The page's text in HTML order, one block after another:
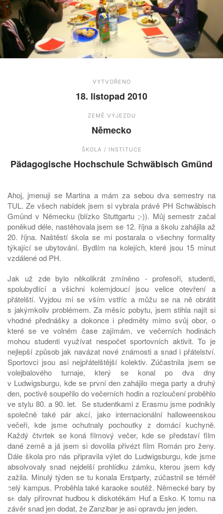
VYTVOŘENO
18. listopad 2010
ZEMĚ VÝJEZDU
Německo
ŠKOLA / INSTITUCE
Pädagogische Hochschule Schwäbisch Gmünd
Ahoj, jmenuji se Martina a mám za sebou dva semestry na
TUL. Ze všech nabídek jsem si vybrala právě PH Schwäbisch
Gmünd v Německu (blízko Stuttgartu ;-)). Můj semestr začal
poněkud déle, nastěhovala jsem se 12. října a školu zahájila až
20. října. Naštěstí škola se mi postarala o všechny formality
týkající se ubytování. Bydlím na kolejích, které jsou 15 minut
vzdálené od PH.
Jak už zde bylo několikrát zmíněno - profesoři, studenti,
spolubydlící a všichni kolemjdoucí jsou velice otevření a
přátelští. Vyjdou mi se vším vstříc a můžu se na ně obrátit
s jakýmkoliv problémem. Za měsíc pobytu, jsem stihla najít si
vhodné přednášky a dokonce i předměty mimo svůj obor, o
které se ve volném čase zajímám, ve večerních hodinách
mohou studenti využívat nespočet sportovních aktivit. To je
nejlepší způsob jak navázat nové známosti a snad i přátelství.
Sportovci jsou asi nejpřátelštější kolektiv. Zúčastnila jsem se
volejbalového turnaje, který se konal po dva dny
v Ludwigsburgu, kde se první den zahájilo mega party a druhý
den, poctivě soupeřilo do večerních hodin a rozloučení proběhlo
ve stylu 80. a 90. let. Se studentkami z Erasmu jsme podnikly
společně také pár akcí, jako internacionální halloweenskou
večeři, kde jsme ochutnaly pochoutky z domácí kuchyně.
Každý čtvrtek se koná filmový večer, kde se představí film
dané země a já jsem si dovolila přivézt film Román pro ženy.
Dále škola pro nás připravila výlet do Ludwigsburgu, kde jsme
absolvovaly snad nejdelší prohlídku zámku, kterou jsem kdy
zažila. Minulý týden se tu konala Erstparty, zúčastnil se téměř
celý kampus. Proběhla také karaoke soutěž. Německé bary by
se daly přirovnat hudbou k diskotékám Huť a Esko. K tomu na
závěr snad jen dodat, že Zanzibar je asi opravdu jen jeden.